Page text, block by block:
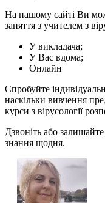
На нашому сайті Ви
заняття з учителем з
У викладача;
У Вас вдома;
Онлайн
Спробуйте
наскільки вивчення
курси з вірусології
Дзвоніть або
знання щодня.